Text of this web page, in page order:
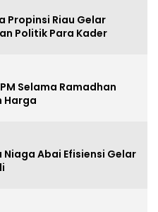
Propinsi Riau Gelar
Politik Para Kader
Selama Ramadhan
Harga
Abai Efisiensi Gelar